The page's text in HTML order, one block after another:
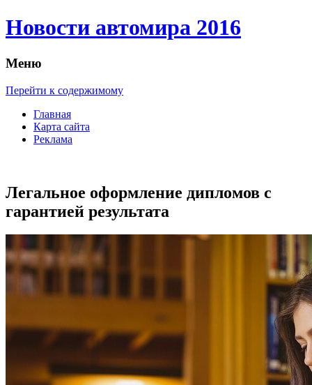
Новости автомира 2016
Меню
Перейти к содержимому
Главная
Карта сайта
Реклама
Легальное оформление дипломов с
гарантией результата